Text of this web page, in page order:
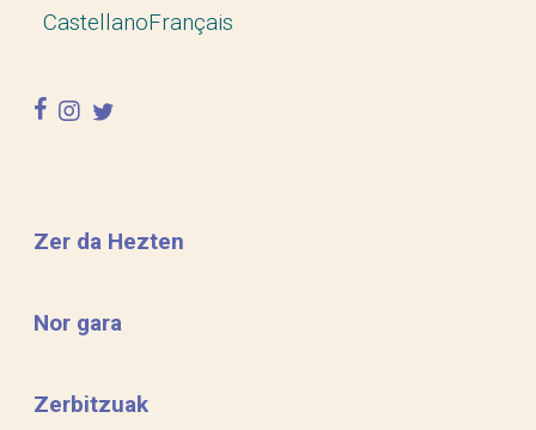
CastellanoFrançais
facebook
instagram
twitter
Zer da Hezten
Nor gara
Zerbitzuak